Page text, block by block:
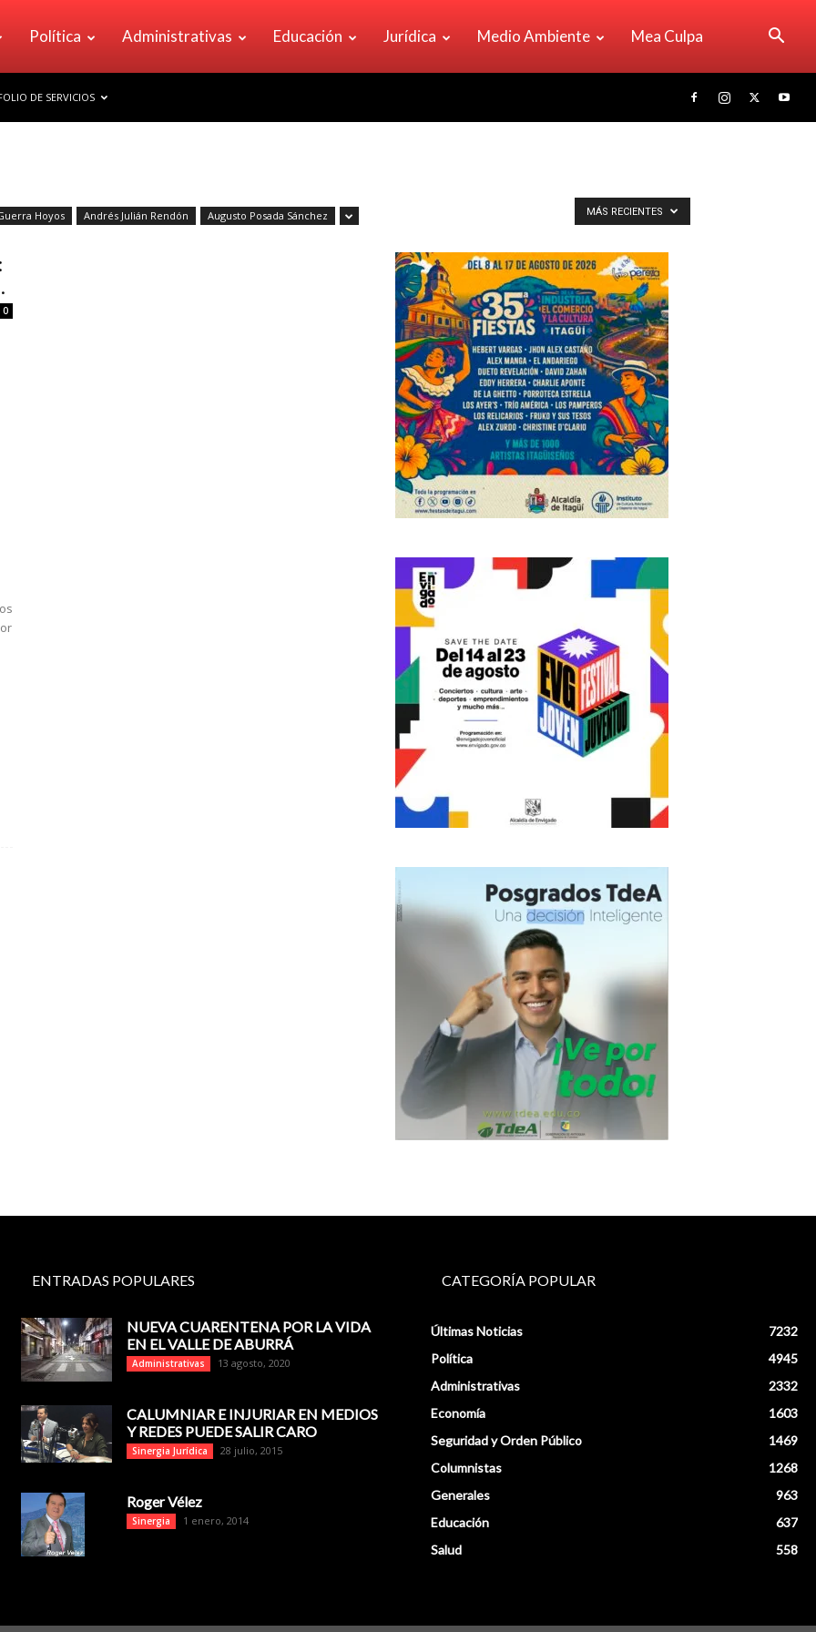
Política Administrativas Educación Jurídica Medio Ambiente Mea Culpa
DE SERVICIOS
Hoyos Andrés Julián Rendón Augusto Posada Sánchez MÁS RECIENTES
0
ENTRADAS POPULARES
NUEVA CUARENTENA POR LA VIDA
EN EL VALLE DE ABURRÁ
Administrativas 13 agosto, 2020
CALUMNIAR E INJURIAR EN MEDIOS
Y REDES PUEDE SALIR CARO
Sinergia Jurídica 28 julio, 2015
Roger Vélez
Sinergia 1 enero, 2014
CATEGORÍA POPULAR
Últimas Noticias
7232
Política
4945
Administrativas
2332
Economía
1603
Seguridad y Orden Público
1469
Columnistas
1268
Generales
963
Educación
637
Salud
558